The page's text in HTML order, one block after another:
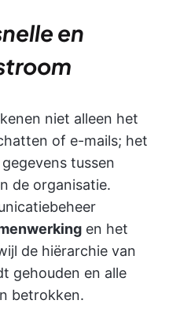
en
niet alleen het
of e-mails; het
tussen
de organisatie.
en het
de hiërarchie van
gehouden en alle
betrokken.